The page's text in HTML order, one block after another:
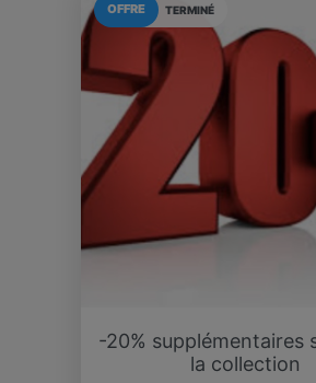
TERMINÉ
OFFRE
-20% supplémentaires
la collection